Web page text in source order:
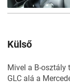
Külső
Mivel a B-osztály
GLC alá a